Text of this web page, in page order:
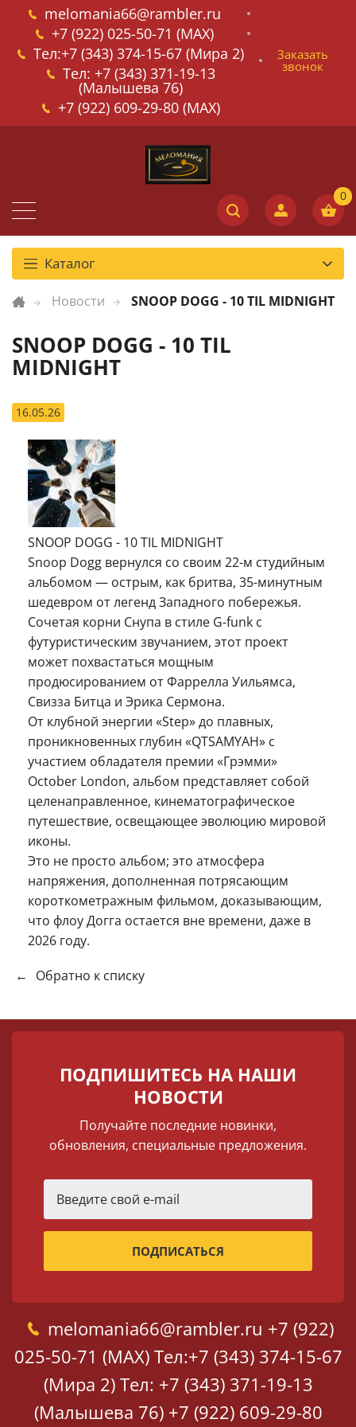
melomania66@rambler.ru
+7 (922) 025-50-71 (MAX)
Тел:+7 (343) 374-15-67 (Мира 2)
Тел: +7 (343) 371-19-13
(Малышева 76)
+7 (922) 609-29-80 (MAX)
Заказать
звонок
Каталог
Новости SNOOP DOGG - 10 TIL MIDNIGHT
SNOOP DOGG - 10 TIL
MIDNIGHT
16.05.26
SNOOP DOGG - 10 TIL MIDNIGHT
Snoop Dogg вернулся со своим 22-м студийным
альбомом — острым, как бритва, 35-минутным
шедевром от легенд Западного побережья.
Сочетая корни Снупа в стиле G-funk с
футуристическим звучанием, этот проект
может похвастаться мощным
продюсированием от Фаррелла Уильямса,
Свизза Битца и Эрика Сермона.
От клубной энергии «Step» до плавных,
проникновенных глубин «QTSAMYAH» с
участием обладателя премии «Грэмми»
October London, альбом представляет собой
целенаправленное, кинематографическое
путешествие, освещающее эволюцию мировой
иконы.
Это не просто альбом; это атмосфера
напряжения, дополненная потрясающим
короткометражным фильмом, доказывающим,
что флоу Догга остается вне времени, даже в
2026 году.
←
Обратно к списку
ПОДПИШИТЕСЬ НА НАШИ
НОВОСТИ
Получайте последние новинки,
обновления, специальные предложения.
melomania66@rambler.ru +7 (922)
025-50-71 (MAX) Тел:+7 (343) 374-15-67
(Мира 2) Тел: +7 (343) 371-19-13
(Малышева 76) +7 (922) 609-29-80